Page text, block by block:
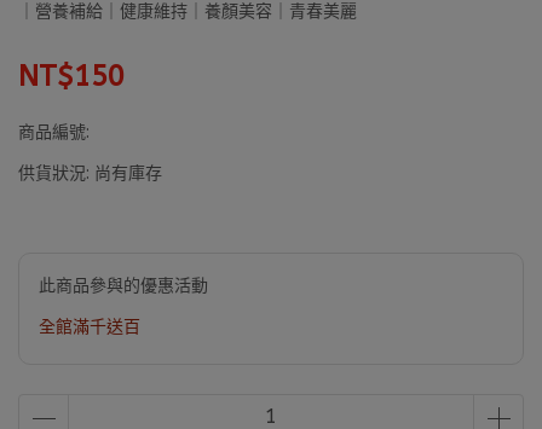
｜營養補給｜健康維持｜養顏美容｜青春美麗
NT$150
商品編號:
供貨狀況: 尚有庫存
此商品參與的優惠活動
全館滿千送百